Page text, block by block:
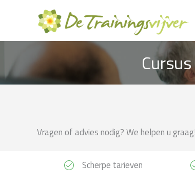
inhoud
Vragen of advies nodig? We helpen u
Scherpe tarieven